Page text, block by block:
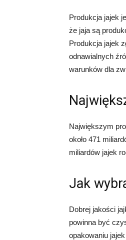
Produkcja jajek
że jaja są
Produkcja jajek
odnawialnych
warunków dla
Największym
około 471
miliardów jajek
Jak
Dobrej jakości
powinna być
opakowaniu